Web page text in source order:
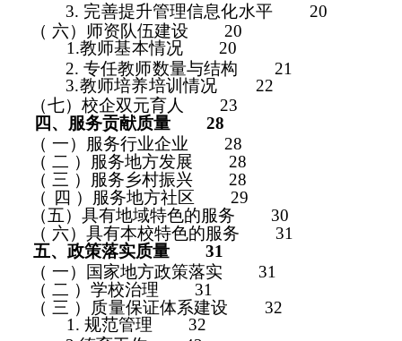
3. 完善提升管理信息化水平 20
（ 六）师资队伍建设
20
1.教师基本情况
20
2. 专任教师数量与结构
21
3.教师培养培训情况
22
（七）校企双元育人
23
四、服务贡献质量
28
（ 一）服务行业企业
28
（ 二 ）服务地方发展 28
（ 三 ）服务乡村振兴 28
（
四 ）服务地方社区 29
（五）具有地域特色的服务
30
（ 六）具有本校特色的服务
31
五、政策落实质量
31
（ 一）国家地方政策落实
31
（ 二 ）学校治理
31
（ 三 ）质量保证体系建设
32
1. 规范管理 32